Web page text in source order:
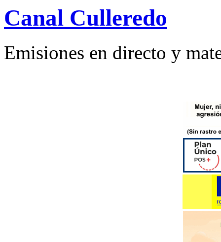
Canal Culleredo
Emisiones en directo y